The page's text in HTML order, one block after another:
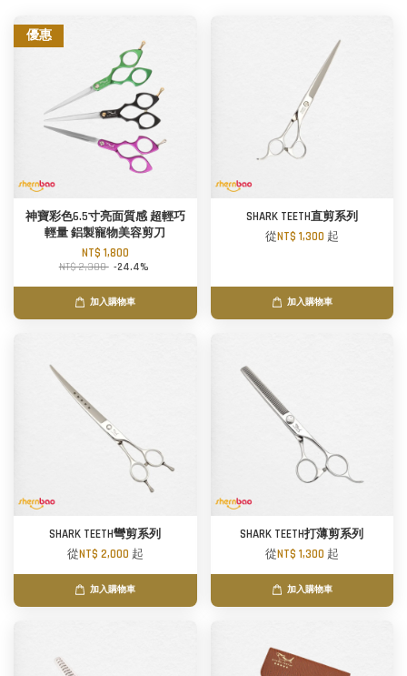
優惠
神寶彩色6.5寸亮面質感 超輕巧
輕量 鋁製寵物美容剪刀
NT$ 1,800
NT$ 2,380 -24.4%
加入購物車
SHARK TEETH直剪系列
從NT$ 1,300 起
加入購物車
SHARK TEETH彎剪系列
從NT$ 2,000 起
加入購物車
SHARK TEETH打薄剪系列
從NT$ 1,300 起
加入購物車